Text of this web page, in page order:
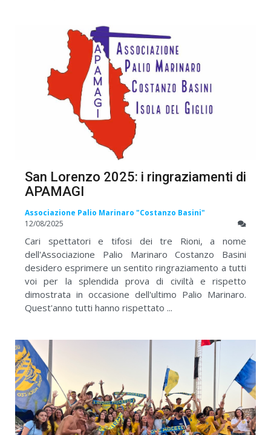
San Lorenzo 2025: i ringraziamenti di
APAMAGI
Associazione Palio Marinaro "Costanzo Basini"
12/08/2025
Cari spettatori e tifosi dei tre Rioni, a nome
dell'Associazione Palio Marinaro Costanzo Basini
desidero esprimere un sentito ringraziamento a tutti
voi per la splendida prova di civiltà e rispetto
dimostrata in occasione dell'ultimo Palio Marinaro.
Quest'anno tutti hanno rispettato ...